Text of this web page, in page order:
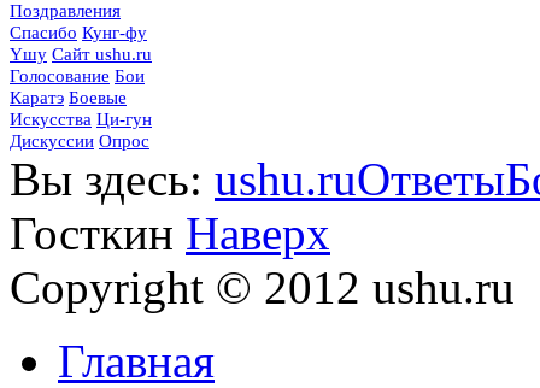
Поздравления
Спасибо Кунг-фу
Yшу Сайт ushu.ru
Голосование Бои
Каратэ Боевые
Искусства Ци-гун
Дискуссии Опрос
Вы здесь: ushu.ruОтветы
Госткин Наверх
Copyright © 2012 ushu.ru
Главная